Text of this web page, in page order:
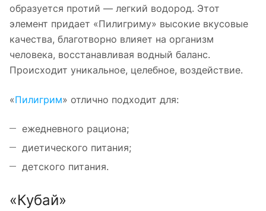
образуется протий — легкий водород. Этот
элемент придает «Пилигриму» высокие вкусовые
качества, благотворно влияет на организм
человека, восстанавливая водный баланс.
Происходит уникальное, целебное, воздействие.
«Пилигрим» отлично подходит для:
ежедневного рациона;
диетического питания;
детского питания.
«Кубай»